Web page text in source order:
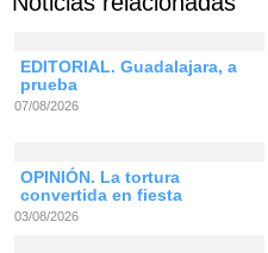
EDITORIAL. Guadalajara, a
prueba
07/08/2026
OPINIÓN. La tortura
convertida en fiesta
03/08/2026